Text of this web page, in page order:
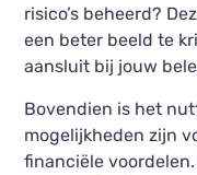
risico’s beheerd?
een beter beeld te
aansluit bij jouw
Bovendien is het
mogelijkheden zijn
financiële